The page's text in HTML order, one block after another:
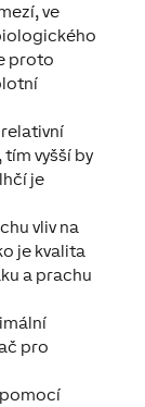
ve
proto
vyšší by
je
vliv na
je kvalita
a prachu
pro